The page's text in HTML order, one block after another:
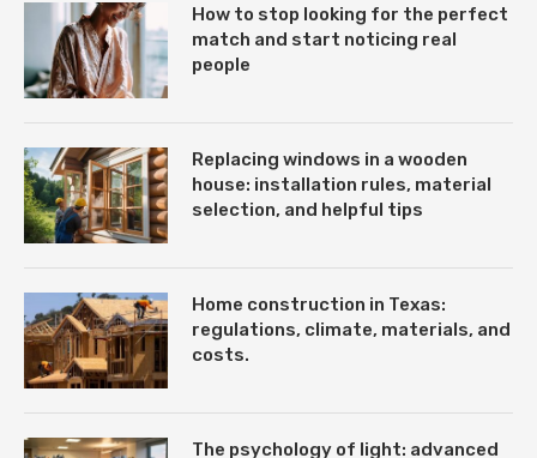
How to stop looking for the perfect
match and start noticing real
people
Replacing windows in a wooden
house: installation rules, material
selection, and helpful tips
Home construction in Texas:
regulations, climate, materials, and
costs.
The psychology of light: advanced